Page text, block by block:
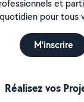
et
pour tous
M'inscrire
Réalisez vos